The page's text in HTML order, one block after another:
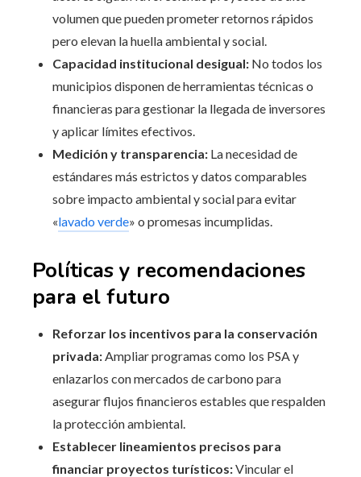
volumen que pueden prometer retornos rápidos
pero elevan la huella ambiental y social.
Capacidad institucional desigual: No todos los
municipios disponen de herramientas técnicas o
financieras para gestionar la llegada de inversores
y aplicar límites efectivos.
Medición y transparencia: La necesidad de
estándares más estrictos y datos comparables
sobre impacto ambiental y social para evitar
«lavado verde» o promesas incumplidas.
Políticas y recomendaciones
para el futuro
Reforzar los incentivos para la conservación
privada: Ampliar programas como los PSA y
enlazarlos con mercados de carbono para
asegurar flujos financieros estables que respalden
la protección ambiental.
Establecer lineamientos precisos para
financiar proyectos turísticos:Vincular el